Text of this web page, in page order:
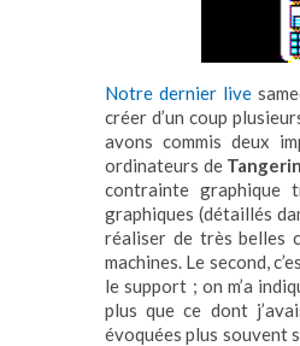
Notre dernier live
créer d’un coup
avons commis deux
ordinateurs de
contrainte graphique
graphiques (détaillés
réaliser de très belles
machines. Le second,
le support ; on m’a
plus que ce dont
évoquées plus souvent